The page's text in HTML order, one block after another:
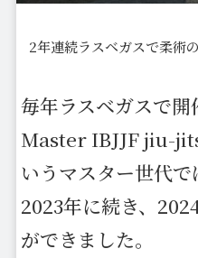
2年連続ラスベガスで柔術
毎年ラスベガスで
Master IBJJF jiu-
いうマスター世代
2023年に続き、
ができました。